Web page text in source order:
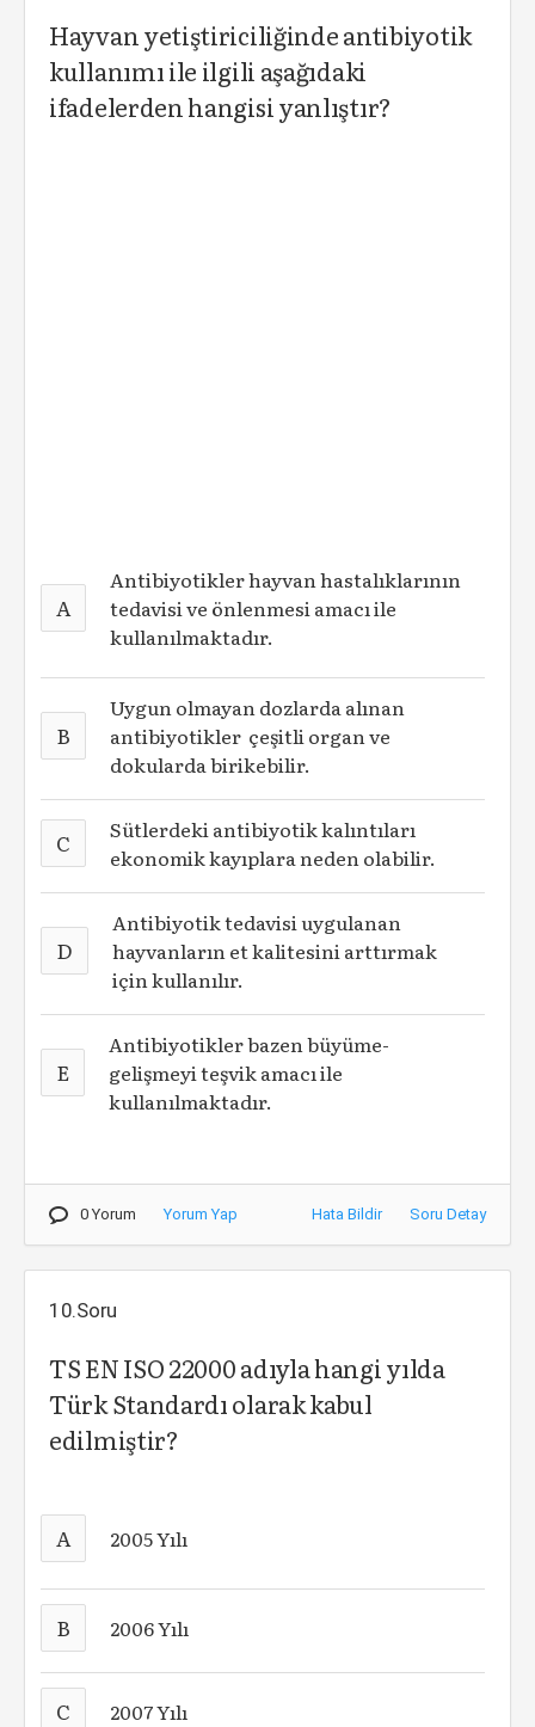
Hayvan yetiştiriciliğinde antibiyotik
kullanımı ile ilgili aşağıdaki
ifadelerden hangisi yanlıştır?
A
Antibiyotikler hayvan hastalıklarının
tedavisi ve önlenmesi amacı ile
kullanılmaktadır.
B
Uygun olmayan dozlarda alınan
antibiyotikler çeşitli organ ve
dokularda birikebilir.
C
Sütlerdeki antibiyotik kalıntıları
ekonomik kayıplara neden olabilir.
D
Antibiyotik tedavisi uygulanan
hayvanların et kalitesini arttırmak
için kullanılır.
E
Antibiyotikler bazen büyüme-
gelişmeyi teşvik amacı ile
kullanılmaktadır.
0 Yorum Yorum Yap Hata Bildir Soru Detay
10.Soru
TS EN ISO 22000 adıyla hangi yılda
Türk Standardı olarak kabul
edilmiştir?
A 2005 Yılı
B 2006 Yılı
C 2007 Yılı